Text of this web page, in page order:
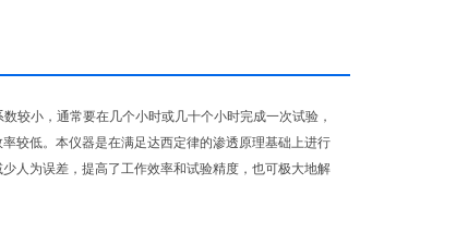
较小，通常要在几个小时或几十个小时完成一次试验，
较低。本仪器是在满足达西定律的渗透原理基础上进行
人为误差，提高了工作效率和试验精度，也可极大地解